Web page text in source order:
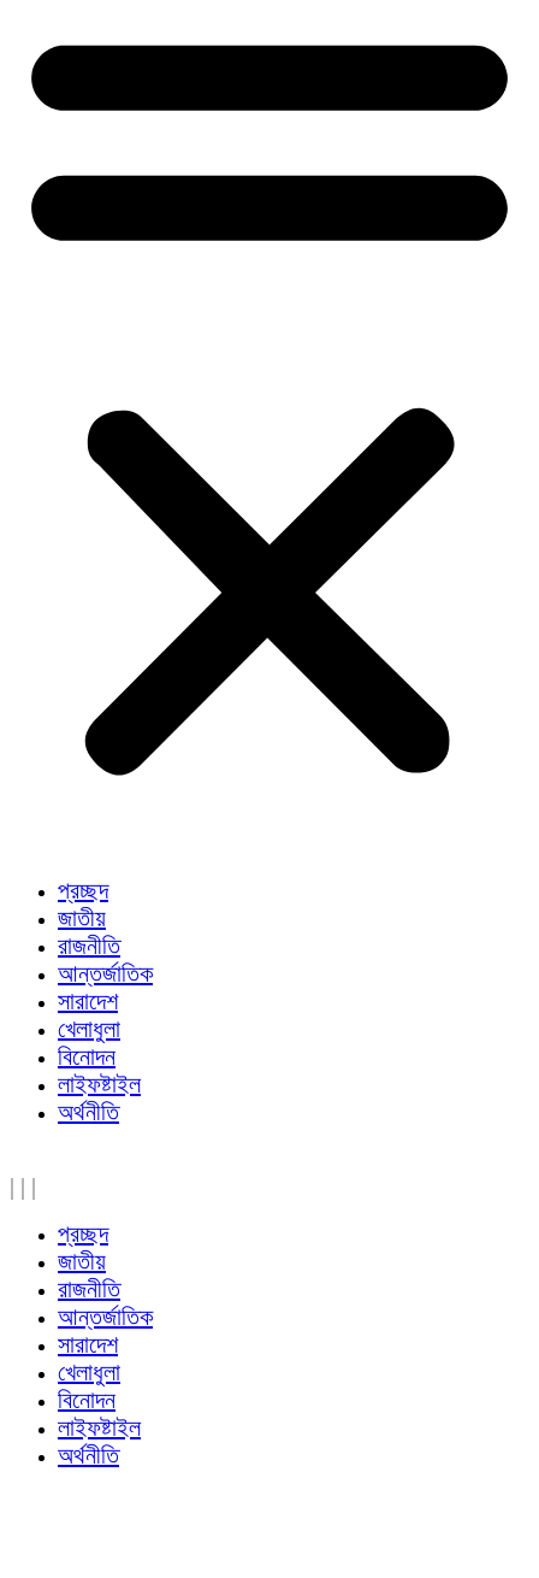
প্রচ্ছদ
জাতীয়
রাজনীতি
আন্তর্জাতিক
সারাদেশ
খেলাধুলা
বিনোদন
লাইফষ্টাইল
অর্থনীতি
| | |
প্রচ্ছদ
জাতীয়
রাজনীতি
আন্তর্জাতিক
সারাদেশ
খেলাধুলা
বিনোদন
লাইফষ্টাইল
অর্থনীতি